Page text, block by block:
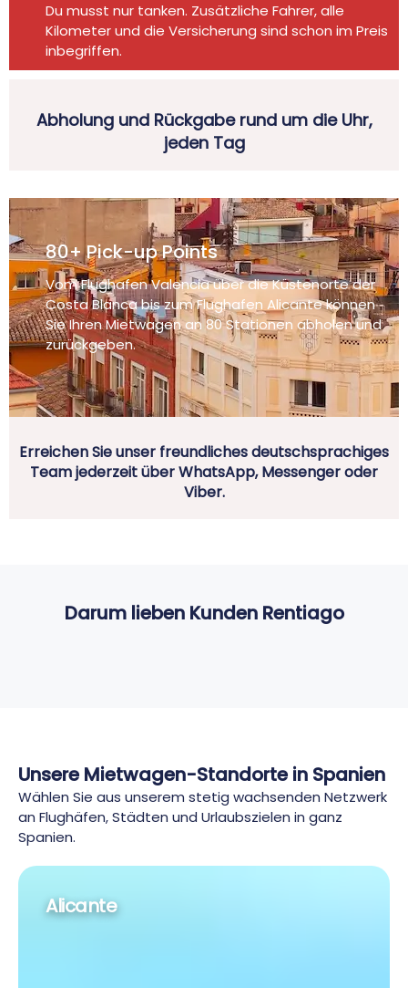
Du musst nur tanken. Zusätzliche Fahrer, alle
Kilometer und die Versicherung sind schon im Preis
inbegriffen.
Abholung und Rückgabe rund um die Uhr,
jeden Tag
Erreichen Sie unser freundliches deutschsprachiges
Team jederzeit über WhatsApp, Messenger oder
Viber.
80+ Pick-up Points
Vom Flughafen Valencia über die Küstenorte der
Costa Blanca bis zum Flughafen Alicante können
Sie Ihren Mietwagen an 80 Stationen abholen und
zurückgeben.
Darum lieben Kunden Rentiago
Unsere Mietwagen-Standorte in Spanien
Wählen Sie aus unserem stetig wachsenden Netzwerk
an Flughäfen, Städten und Urlaubszielen in ganz
Spanien.
Alicante